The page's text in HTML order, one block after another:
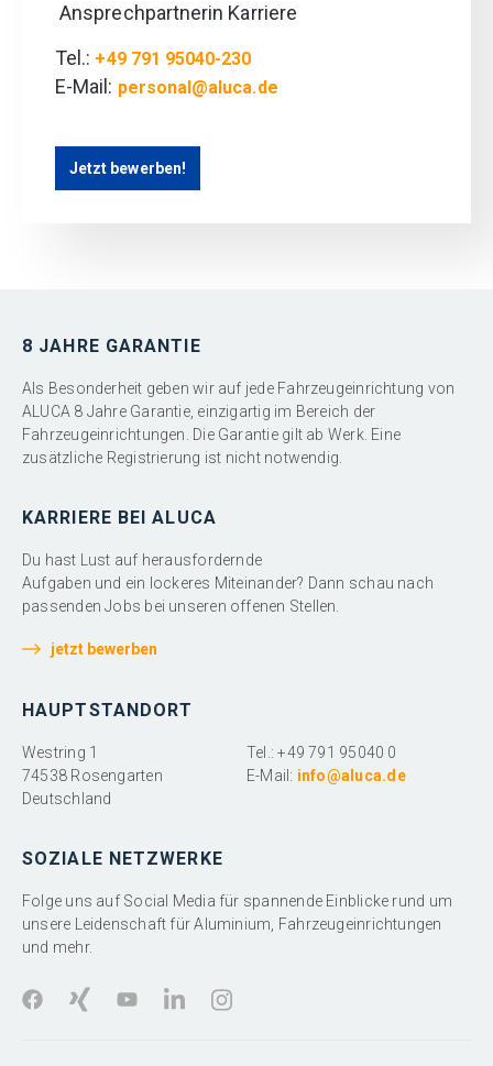
Ansprechpartnerin Karriere
Tel.: +49 791 95040-230
E-Mail: personal@aluca.de
Jetzt bewerben!
8 JAHRE GARANTIE
Als Besonderheit geben wir auf jede Fahrzeugeinrichtung von
ALUCA 8 Jahre Garantie, einzigartig im Bereich der
Fahrzeugeinrichtungen. Die Garantie gilt ab Werk. Eine
zusätzliche Registrierung ist nicht notwendig.
KARRIERE BEI ALUCA
Du hast Lust auf herausfordernde
Aufgaben und ein lockeres Miteinander? Dann schau nach
passenden Jobs bei unseren offenen Stellen.
jetzt bewerben
HAUPTSTANDORT
Westring 1
74538 Rosengarten
Deutschland
Tel.: +49 791 95040 0
E-Mail: info@aluca.de
SOZIALE NETZWERKE
Folge uns auf Social Media für spannende Einblicke rund um
unsere Leidenschaft für Aluminium, Fahrzeugeinrichtungen
und mehr.